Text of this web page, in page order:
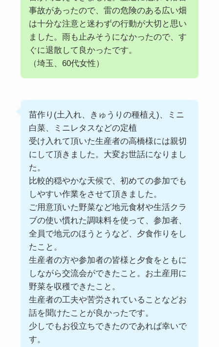
事故があったので、雷の危険のある広い畑
は十分な注意と迷わずの行動が大切と思い
ました。雨も止みそうになかったので、す
ぐに退散して良かったです。
（埼玉、60代女性）
苗作り(土入れ、きゅうりの種植え)、ミニ
白菜、ミニレタスなどの定植
受け入れて頂いた生産者の高橋様には親切
にして頂きました。大変お世話になりまし
た。
比較的穏やかな天候で、初めての参加でも
しやすい作業をさせて頂きました。
ご用意頂いた野菜など地元食材や生活クラ
ブの使い慣れた調味料を使って、参加者、
全員で地元のほうとうなど、夕食作りをし
たこと。
生産者の方や参加者の皆様と夕食をともに
しながら交流会ができたこと。お土産用に
野菜を収穫できたこと。
生産者の工夫や苦労されていることなどお
話を聞けたことが良かったです。
少しでもお役立ちできたのであれば幸いで
す。